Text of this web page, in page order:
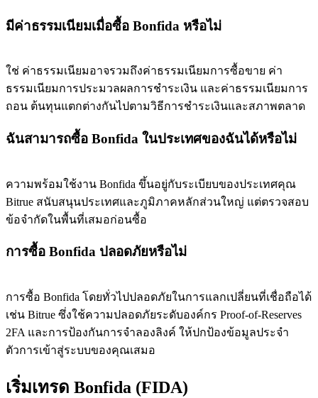
มีค่าธรรมเนียมเมื่อซื้อ Bonfida หรือไม่
ใช่ ค่าธรรมเนียมอาจรวมถึงค่าธรรมเนียมการซื้อขาย ค่า
ธรรมเนียมการประมวลผลการชำระเงิน และค่าธรรมเนียมการ
ถอน ต้นทุนแตกต่างกันไปตามวิธีการชำระเงินและสภาพตลาด
ฉันสามารถซื้อ Bonfida ในประเทศของฉันได้หรือไม่
ความพร้อมใช้งาน Bonfida ขึ้นอยู่กับระเบียบของประเทศคุณ
Bitrue สนับสนุนประเทศและภูมิภาคหลักส่วนใหญ่ แต่ตรวจสอบ
ข้อจำกัดในพื้นที่เสมอก่อนซื้อ
การซื้อ Bonfida ปลอดภัยหรือไม่
การซื้อ Bonfida โดยทั่วไปปลอดภัยในการแลกเปลี่ยนที่เชื่อถือได้
เช่น Bitrue ซึ่งใช้ความปลอดภัยระดับองค์กร Proof-of-Reserves
2FA และการป้องกันการจำลองลิงค์ ให้ปกป้องข้อมูลประจำ
ตัวการเข้าสู่ระบบของคุณเสมอ
เริ่มเทรด Bonfida (FIDA)